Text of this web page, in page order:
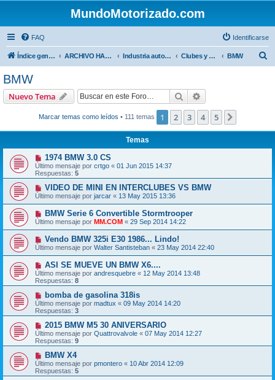
MundoMotorizado.com
FAQ Identificarse
Índice general ARCHIVO HASTA 2018 Industria automotriz Clubes y Marcas BMW
BMW
Nuevo Tema Buscar
Marcar temas como leídos • 111 temas 1 2 3 4 5
Temas
1974 BMW 3.0 CS
Último mensaje por crtgo « 01 Jun 2015 14:37
Respuestas: 5
VIDEO DE MINI EN INTERCLUBES VS BMW
Último mensaje por jarcar « 13 May 2015 13:36
BMW Serie 6 Convertible Stormtrooper
Último mensaje por MM.COM « 29 Sep 2014 14:22
Vendo BMW 325i E30 1986... Lindo!
Último mensaje por Walter Santisteban « 23 May 2014 22:40
ASI SE MUEVE UN BMW X6....
Último mensaje por andresquebre « 12 May 2014 13:48
Respuestas: 8
bomba de gasolina 318is
Último mensaje por madtux « 09 May 2014 14:20
Respuestas: 3
2015 BMW M5 30 ANIVERSARIO
Último mensaje por Quattrovalvole « 07 May 2014 12:27
Respuestas: 9
BMW X4
Último mensaje por pmontero « 10 Abr 2014 12:09
Respuestas: 5